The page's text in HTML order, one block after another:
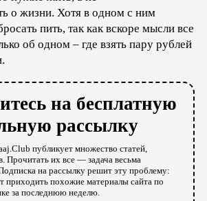
о жизни. Хотя в одном с ним
пить, так как вскоре мысли все
об одном – где взять пару рублей
на бесплатную
рассылку
публикует множество статей,
Прочитать их все — задача весьма
на рассылку решит эту проблему:
приходить похожие материалы сайта по
за последнюю неделю.